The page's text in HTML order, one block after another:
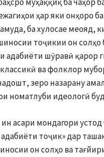
ҳар яки онҳоро
ба хулосае меояд,
тоҷикии он солҳо
адабиёти шӯравӣ қарор
ва фолклор
зеро назарану
номатлуби идеологӣ
асари мондагори устод
тоҷик» дар
он солҳо ва